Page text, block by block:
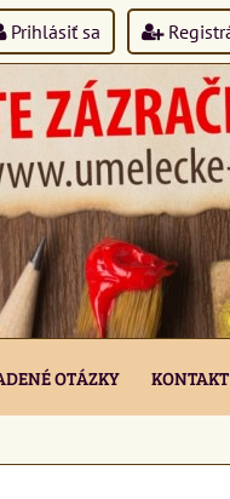
Prihlásiť sa
OTÁZKY KONTAKT